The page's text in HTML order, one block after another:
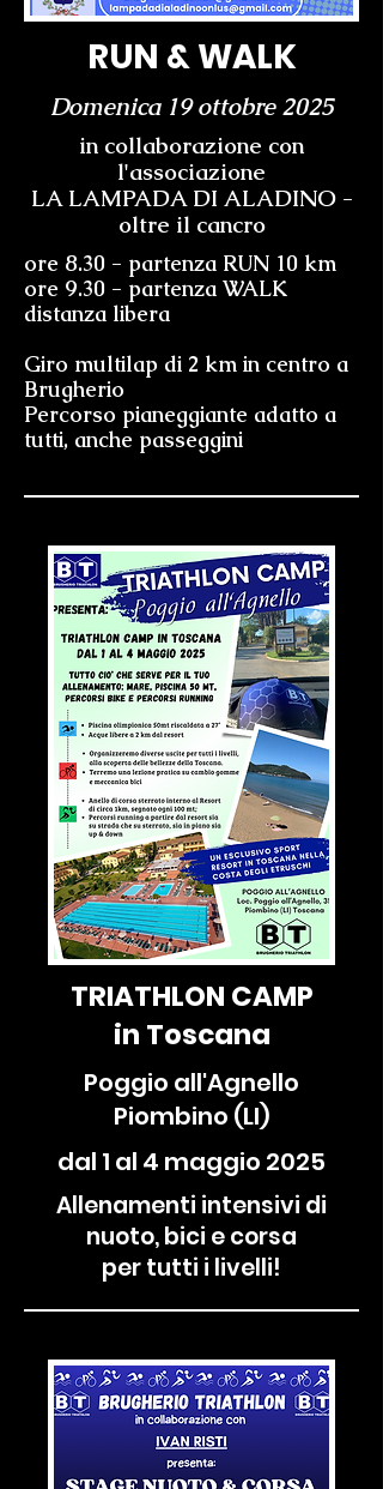
RUN & WALK
Domenica 19 ottobre 2025
in collaborazione con
l'associazione
LA LAMPADA DI ALADINO -
oltre il cancro
ore 8.30 - partenza RUN 10 km
ore 9.30 - partenza WALK
distanza libera
Giro multilap di 2 km in centro a
Brugherio
Percorso pianeggiante adatto a
tutti, anche passeggini
TRIATHLON CAMP
in Toscana
Poggio all'Agnello
Piombino (LI)
dal 1 al 4 maggio 2025
Allenamenti intensivi di
nuoto, bici e corsa
per tutti i livelli!